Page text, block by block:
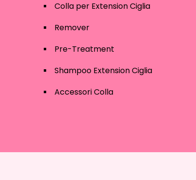
Colla per Extension Ciglia
Remover
Pre-Treatment
Shampoo Extension Ciglia
Accessori Colla